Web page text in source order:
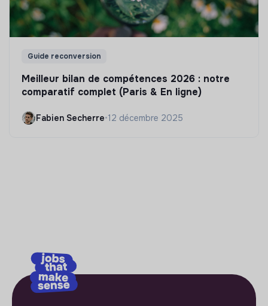
Guide reconversion
Meilleur bilan de compétences 2026 : notre
comparatif complet (Paris & En ligne)
Fabien Secherre•12 décembre 2025